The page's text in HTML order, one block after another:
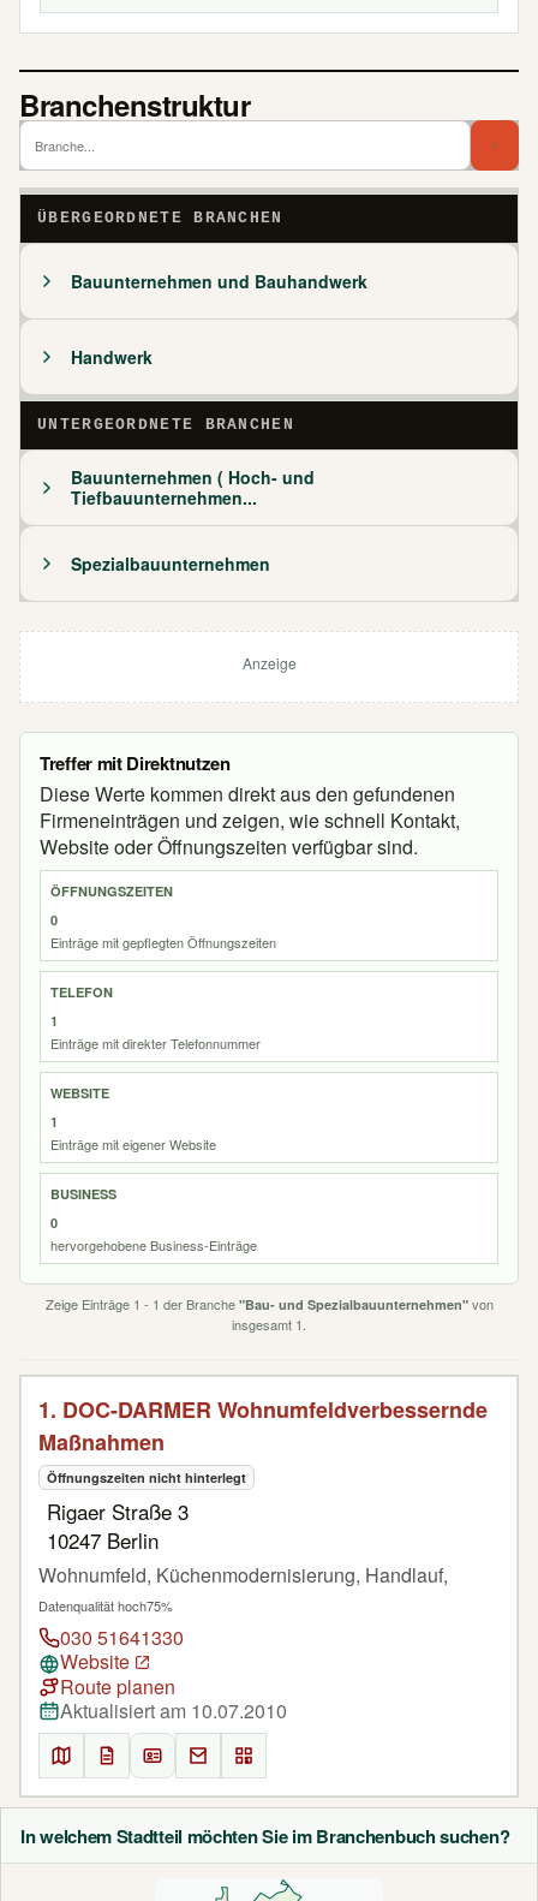
In welchem Stadtteil möchten Sie im Branchenbuch suchen?
Branchenstruktur
ÜBERGEORDNETE BRANCHEN
Bauunternehmen und Bauhandwerk
Handwerk
UNTERGEORDNETE BRANCHEN
Bauunternehmen ( Hoch- und
Tiefbauunternehmen...
Spezialbauunternehmen
Anzeige
Treffer mit Direktnutzen
Diese Werte kommen direkt aus den gefundenen
Firmeneinträgen und zeigen, wie schnell Kontakt,
Website oder Öffnungszeiten verfügbar sind.
ÖFFNUNGSZEITEN
0
Einträge mit gepflegten Öffnungszeiten
TELEFON
1
Einträge mit direkter Telefonnummer
WEBSITE
1
Einträge mit eigener Website
BUSINESS
0
hervorgehobene Business-Einträge
Zeige Einträge 1 - 1 der Branche "Bau- und Spezialbauunternehmen"von
insgesamt 1.
1. DOC-DARMER Wohnumfeldverbessernde
Maßnahmen
Öffnungszeiten nicht hinterlegt
Rigaer Straße 3
10247 Berlin
Wohnumfeld, Küchenmodernisierung, Handlauf,
Datenqualität hoch75%
030 51641330
Website
Route planen
Aktualisiert am 10.07.2010